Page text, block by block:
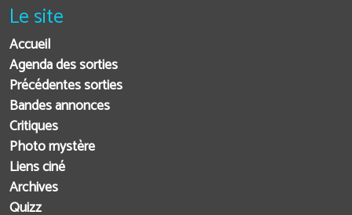
Le site
Accueil
Agenda des sorties
Précédentes sorties
Bandes annonces
Critiques
Photo mystère
Liens ciné
Archives
Quizz